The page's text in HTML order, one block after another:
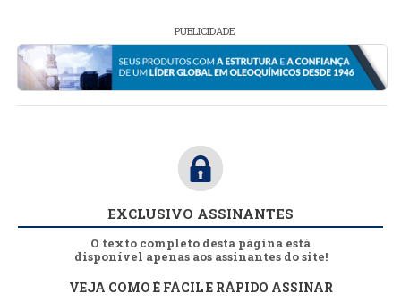
PUBLICIDADE
EXCLUSIVO ASSINANTES
O texto completo desta página está
disponível apenas aos assinantes do site!
VEJA COMO É FÁCIL E RÁPIDO ASSINAR